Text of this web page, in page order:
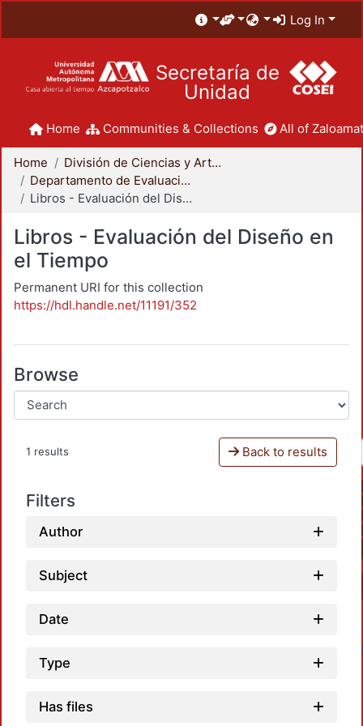
Log In
Secretaría de
Unidad
Home Communities & Collections All of
Home
División de Ciencias y Artes para el Diseño
Departamento de Evaluación del Diseño en el Tiempo
Libros - Evaluación del Diseño en el Tiempo
Libros - Evaluación del Diseño en
el Tiempo
Permanent URI for this collection
https://hdl.handle.net/11191/352
Browse
1 results Back to results
Filters
Author
Subject
Date
Type
Has files